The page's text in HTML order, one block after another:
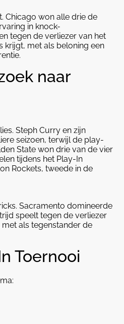
Chicago won alle drie de
in knock-
tegen de verliezer van het
krijgt, met als beloning een
naar
Steph Curry en zijn
seizoen, terwijl de play-
State won drie van de vier
tijdens het Play-In
Rockets, tweede in de
Sacramento domineerde
speelt tegen de verliezer
als tegenstander de
Toernooi